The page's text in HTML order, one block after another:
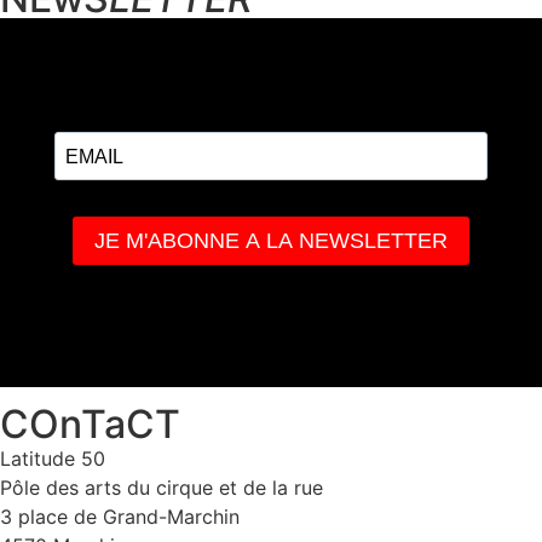
COnTaCT
Latitude 50
Pôle des arts du cirque et de la rue
3 place de Grand-Marchin